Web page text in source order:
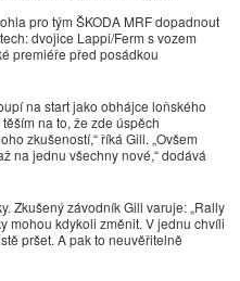
pro tým ŠKODA MRF dopadnout
dvojice Lappi/Ferm s vozem
premiéře před posádkou
na start jako obhájce loňského
na to, že zde úspěch
zkušeností,“ říká Gill. „Ovšem
na jednu všechny nové,“ dodává
Zkušený závodník Gill varuje: „Rally
mohou kdykoli změnit. V jednu chvíli
pršet. A pak to neuvěřitelně